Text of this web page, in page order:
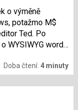
o výměně
potažmo M$
Ted. Po
WYSIWYG word
Doba čtení: 4 minuty